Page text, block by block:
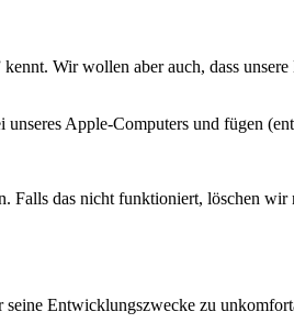
Wir wollen aber auch, dass
unseres Apple-Computers und fügen
Falls das nicht funktioniert, löschen wir
seine Entwicklungszwecke zu